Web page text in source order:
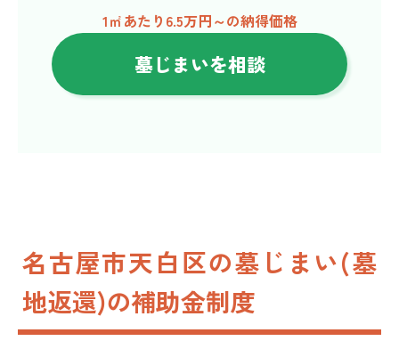
1㎡あたり6.5万円～の納得価格
墓じまいを相談
名古屋市天白区の墓じまい(墓
地返還)の補助金制度